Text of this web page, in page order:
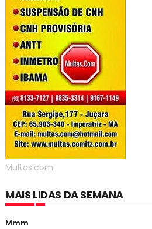
Multas.com
MAIS LIDAS DA SEMANA
Mmm